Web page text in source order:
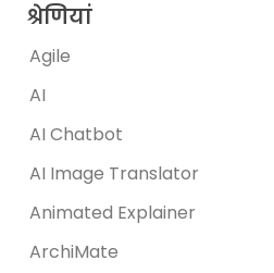
श्रेणियां
Agile
AI
AI Chatbot
AI Image Translator
Animated Explainer
ArchiMate